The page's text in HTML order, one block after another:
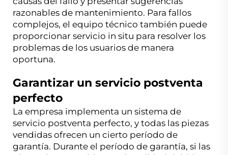
razonables de mantenimiento. Para fallos
complejos, el equipo técnico también puede
proporcionar servicio in situ para resolver los
problemas de los usuarios de manera
oportuna.
Garantizar un servicio postventa
perfecto
La empresa implementa un sistema de
servicio postventa perfecto, y todas las piezas
vendidas ofrecen un cierto período de
garantía. Durante el período de garantía, si las